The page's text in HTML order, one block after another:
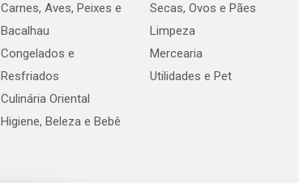
Carnes, Aves, Peixes e
Bacalhau
Congelados e
Resfriados
Culinária Oriental
Higiene, Beleza e Bebê
Secas, Ovos e Pães
Limpeza
Mercearia
Utilidades e Pet